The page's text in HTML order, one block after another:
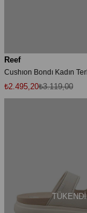
Reef
₺2.495,20₺3.119,00
TÜKENDI